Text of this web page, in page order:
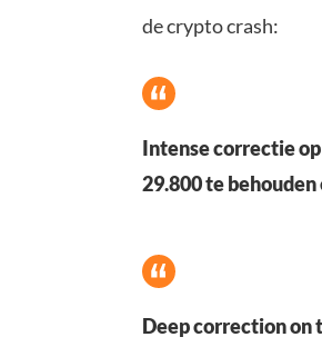
de crypto crash:
Intense correctie
29.800 te
Deep correction on